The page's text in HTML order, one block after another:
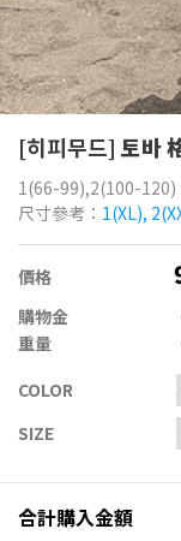
[히피무드] 토바
1(66-99),2(100-120)
尺寸參考： 1(XL),
價格
購物金
重量
COLOR
SIZE
合計購入金額